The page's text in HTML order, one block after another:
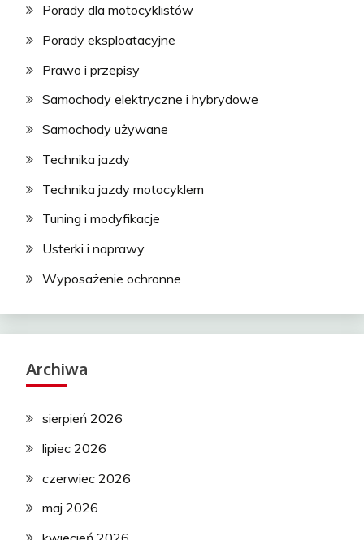
Porady dla motocyklistów
Porady eksploatacyjne
Prawo i przepisy
Samochody elektryczne i hybrydowe
Samochody używane
Technika jazdy
Technika jazdy motocyklem
Tuning i modyfikacje
Usterki i naprawy
Wyposażenie ochronne
Archiwa
sierpień 2026
lipiec 2026
czerwiec 2026
maj 2026